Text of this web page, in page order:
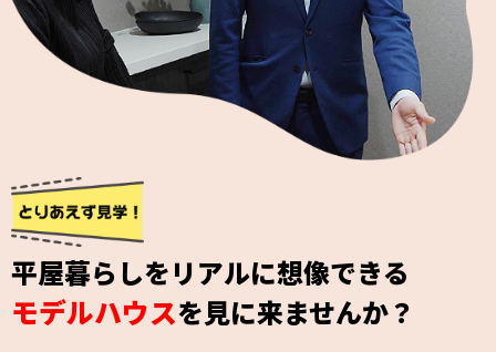
平屋暮らしをリアルに想像できる
モデルハウスを見に来ませんか？